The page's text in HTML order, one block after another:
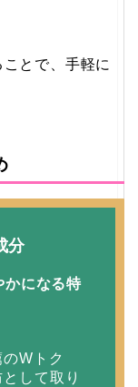
とで、手軽に
分
かになる特
Wトク
して取り